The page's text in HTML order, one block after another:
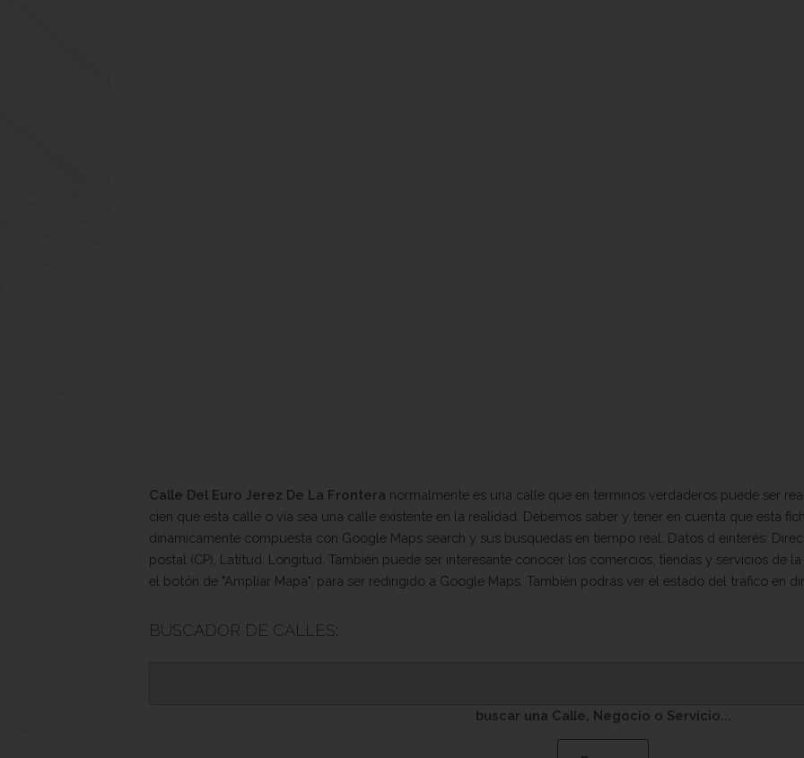
Calle Del Euro Jerez De La Frontera normalmente es una calle que en terminos verdaderos puede ser
cien que esta calle o vía sea una calle existente en la realidad. Debemos saber y tener en cuenta que esta
dinamicamente compuesta con Google Maps search y sus busquedas en tiempo real. Datos d einterés:
postal (CP), Latitud, Longitud. También puede ser interesante conocer los comercios, tiendas y servicios de
el botón de "Ampliar Mapa", para ser redirigido a Google Maps. También podrás ver el estado del tráfico en
BUSCADOR DE CALLES:
buscar una Calle, Negocio o Servicio...